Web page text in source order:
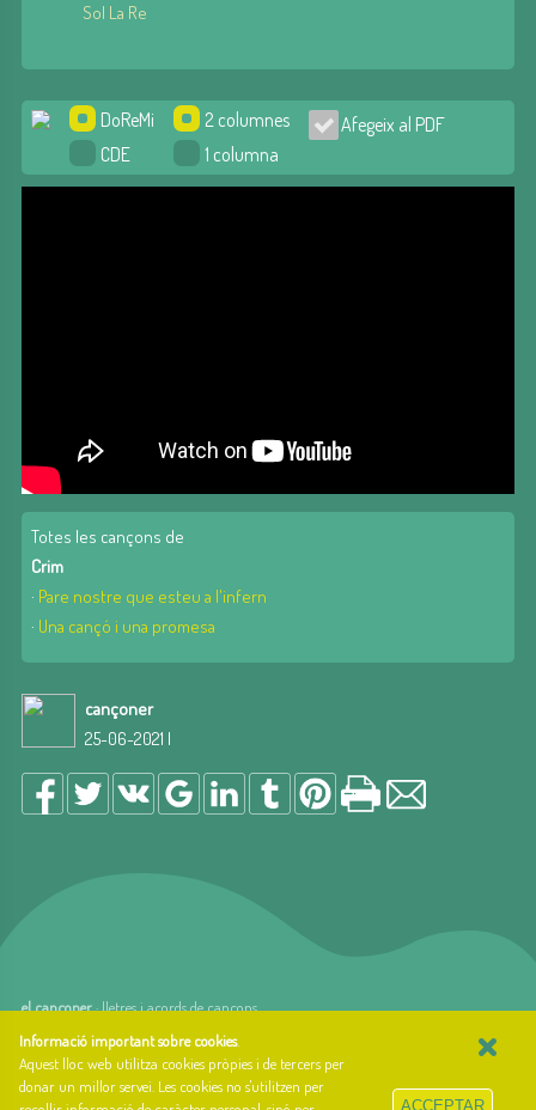
Sol La Re
DoReMi
CDE
2 columnes
1 columna
Afegeix al PDF
Totes les cançons de
Crim
· Pare nostre que esteu a l'infern
· Una cançó i una promesa
cançoner
25-06-2021 |
el cançoner· lletres i acords de cançons
web basada en el Gestior de Continguts
creada per arnAu bellavista
Sobre el cançoner
Informació important sobre cookies.
Aquest lloc web utilitza cookies pròpies i de tercers per
donar un millor servei. Les cookies no s'utilitzen per
×
ACCEPTAR